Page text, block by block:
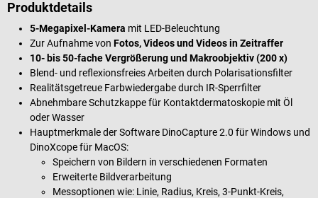
Produktdetails
5-Megapixel-Kamera mit LED-Beleuchtung
Zur Aufnahme von Fotos, Videos und Videos in Zeitraffer
10- bis 50-fache Vergrößerung und Makroobjektiv (200 x)
Blend- und reflexionsfreies Arbeiten durch Polarisationsfilter
Realitätsgetreue Farbwiedergabe durch IR-Sperrfilter
Abnehmbare Schutzkappe für Kontaktdermatoskopie mit Öl
oder Wasser
Hauptmerkmale der Software DinoCapture 2.0 für Windows und
DinoXcope für MacOS:
Speichern von Bildern in verschiedenen Formaten
Erweiterte Bildverarbeitung
Messoptionen wie: Linie, Radius, Kreis, 3-Punkt-Kreis,